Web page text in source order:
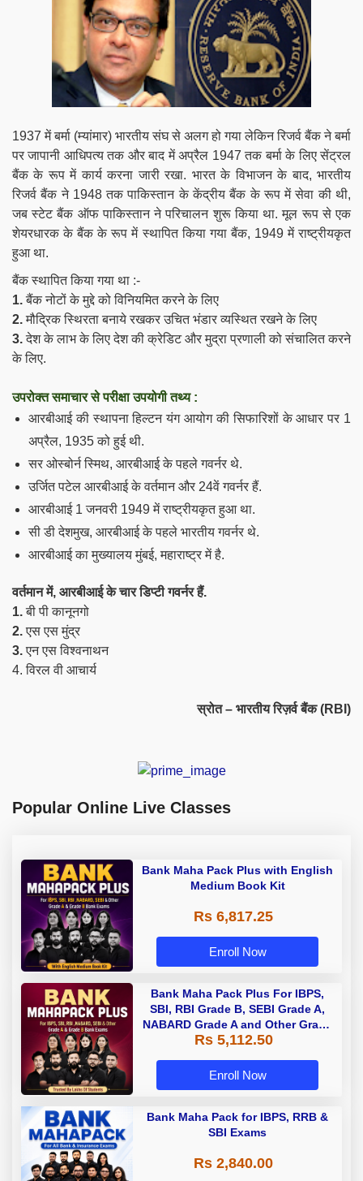
1937 में बर्मा (म्यांमार) भारतीय संघ से अलग हो गया लेकिन रिजर्व बैंक ने बर्मा
परजापानी आधिपत्य तक और बाद में अप्रैल 1947 तक बर्मा के लिए सेंट्रल
बैंक के रूप में कार्य करना जारी रखा. भारत के विभाजन के बाद, भारतीय
रिजर्व बैंक ने 1948 तक पाकिस्तान के केंद्रीय बैंक के रूप में सेवा की थी,
जब स्टेट बैंक ऑफ पाकिस्तान ने परिचालन शुरू किया था. मूल रूप से एक
शेयरधारक के बैंक के रूप में स्थापित किया गया बैंक, 1949 में राष्ट्रीयकृत
हुआ था.
बैंक स्थापित किया गया था :-
1.बैंक नोटों के मुद्दे को विनियमित करने के लिए
2.मौद्रिक स्थिरता बनाये रखकर उचित भंडार व्यस्थित रखने के लिए
3.देश केलाभ के लिए देश की क्रेडिट और मुद्रा प्रणाली को संचालित करने
के लिए.
उपरोक्त समाचार से परीक्षा उपयोगी तथ्य :
आरबीआई की स्थापना हिल्टन यंग आयोग की सिफारिशों के आधार पर 1
अप्रैल, 1935 को हुई थी.
सर ओस्बोर्न स्मिथ, आरबीआई के पहले गवर्नर थे.
उर्जित पटेल आरबीआई के वर्तमान और 24वें गवर्नर हैं.
आरबीआई 1 जनवरी 1949 में राष्ट्रीयकृत हुआ था.
सी डी देशमुख, आरबीआई के पहले भारतीय गवर्नर थे.
आरबीआई का मुख्यालय मुंबई, महाराष्ट्र में है.
वर्तमान में, आरबीआई के चार डिप्टी गवर्नर हैं.
1.बी पी कानूनगो
2.एस एस मुंद्र
3.एन एस विश्वनाथन
4. विरल वी आचार्य
स्रोत – भारतीय रिज़र्व बैंक (RBI)
Popular Online Live Classes
Bank Maha Pack Plus with English
Medium Book Kit
Rs 6,817.25
Enroll Now
Bank Maha Pack Plus For IBPS,
SBI, RBI Grade B, SEBI Grade A,
NABARD Grade A and Other Grade
A & Grade B Bank Exams
Rs 5,112.50
Enroll Now
Bank Maha Pack for IBPS, RRB &
SBI Exams
Rs 2,840.00